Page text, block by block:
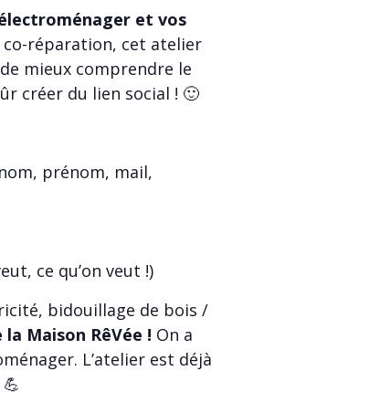
et vos
co-réparation, cet atelier
mieux comprendre le
créer du lien social ! 🙂
prénom, mail,
ce qu’on veut !)
bidouillage de bois /
Maison RêVée ! On a
L’atelier est déjà